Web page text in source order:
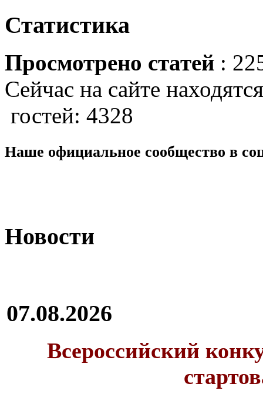
Статистика
Просмотрено статей :
Сейчас на сайте
гостей: 4328
Наше официальное сообщество в
Новости
07.08.2026
Всероссийский